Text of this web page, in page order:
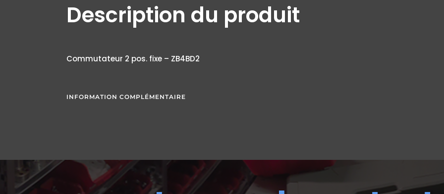
Description du produit
Commutateur 2 pos. fixe – ZB4BD2
INFORMATION COMPLÉMENTAIRE